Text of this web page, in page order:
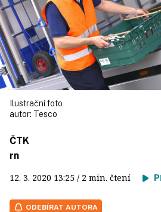
Ilustrační foto
autor: Tesco
ČTK
rn
12. 3. 2020 13:25 / 2 min. čtení
ODEBÍRAT AUTORA